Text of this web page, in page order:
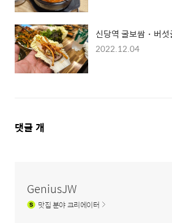
신당역 굴보쌈・버
2022.12.04
댓
댓글 개
GeniusJW
맛집분야 크리에이터